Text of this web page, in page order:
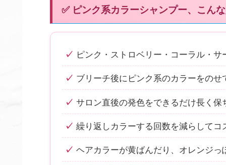
✅ ピンク系カラーシャンプー、こん
ピンク・ストロベリー・コーラル・
ブリーチ後にピンク系のカラーをの
サロン直後の発色をできるだけ長く保
繰り返しカラーする回数を減らしてコ
ヘアカラーが黄ばんだり、オレンジっ